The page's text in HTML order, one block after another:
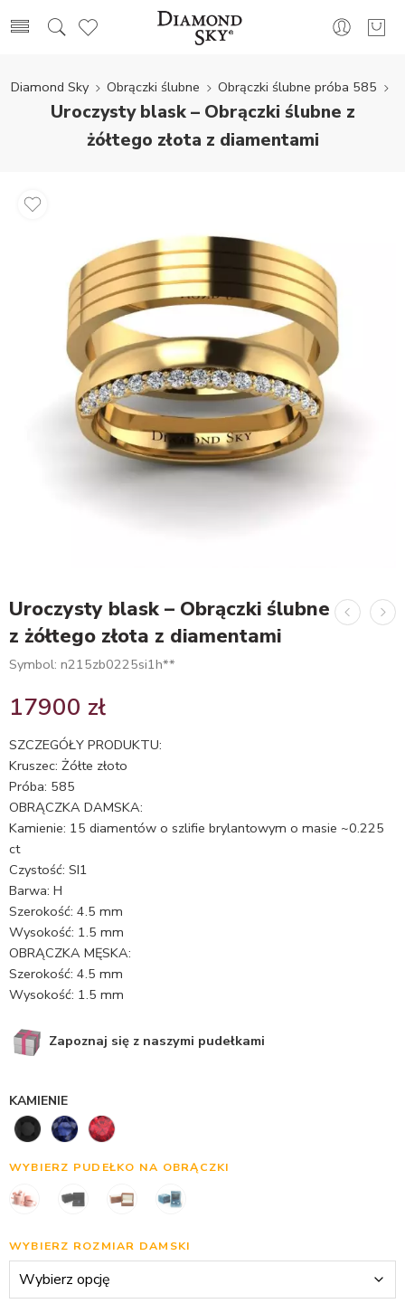
Diamond Sky Obrączki ślubne Obrączki ślubne próba 585
Uroczysty blask – Obrączki ślubne z
żółtego złota z diamentami
Uroczysty blask – Obrączki ślubne
z żółtego złota z diamentami
Symbol: n215zb0225si1h**
17900 zł
SZCZEGÓŁY PRODUKTU:
Kruszec: Żółte złoto
Próba: 585
OBRĄCZKA DAMSKA:
Kamienie: 15 diamentów o szlifie brylantowym o masie ~0.225
ct
Czystość: SI1
Barwa: H
Szerokość: 4.5 mm
Wysokość: 1.5 mm
OBRĄCZKA MĘSKA:
Szerokość: 4.5 mm
Wysokość: 1.5 mm
Zapoznaj się z naszymi pudełkami
KAMIENIE
WYBIERZ PUDEŁKO NA OBRĄCZKI
WYBIERZ ROZMIAR DAMSKI